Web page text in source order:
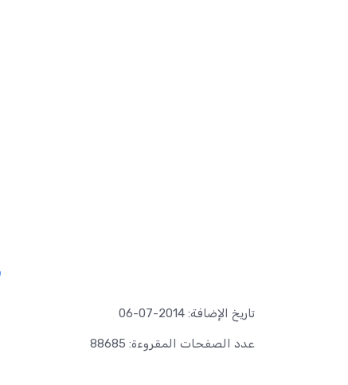
تاريخ الإضافة: 2014-07-06
عدد الصفحات المقروءة: 88685